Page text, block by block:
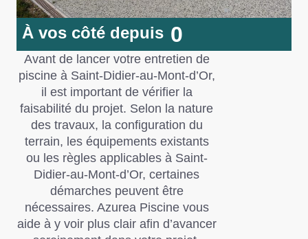
À vos côté depuis 0
Avant de lancer votre entretien de
piscine à Saint-Didier-au-Mont-d’Or,
il est important de vérifier la
faisabilité du projet. Selon la nature
des travaux, la configuration du
terrain, les équipements existants
ou les règles applicables à Saint-
Didier-au-Mont-d’Or, certaines
démarches peuvent être
nécessaires. Azurea Piscine vous
aide à y voir plus clair afin d’avancer